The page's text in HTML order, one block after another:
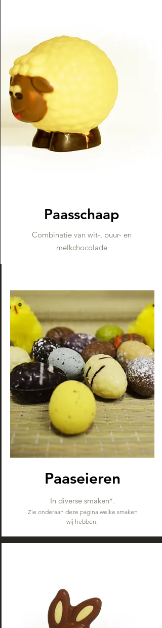
Paasschaap
Combinatie van wit-, puur- en
melkchocolade
Paaseieren
In diverse smaken*.
Zie onderaan deze pagina welke smaken
wij hebben.